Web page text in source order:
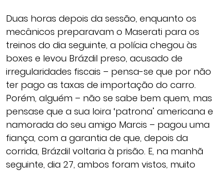
Duas horas depois da sessão, enquanto os
mecânicos preparavam o Maserati para os
treinos do dia seguinte, a polícia chegou às
boxes e levou Brázdil preso, acusado de
irregularidades fiscais – pensa-se que por não
ter pago as taxas de importação do carro.
Porém, alguém – não se sabe bem quem, mas
pensase que a sua loira ‘patrona’ americana e
namorada do seu amigo Marcis – pagou uma
fiança, com a garantia de que, depois da
corrida, Brázdil voltaria à prisão. E, na manhã
seguinte, dia 27, ambos foram vistos, muito